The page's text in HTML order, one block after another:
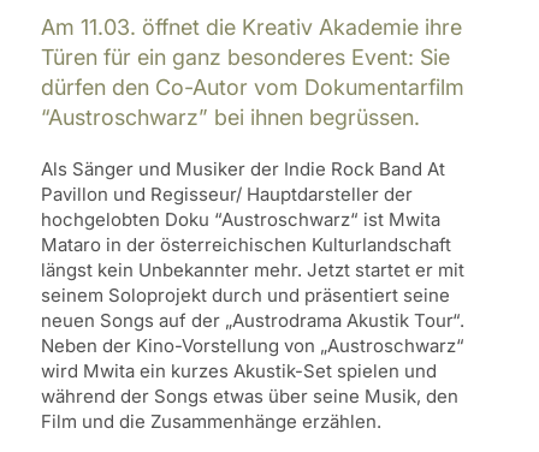
Am 11.03. öffnet die Kreativ Akademie ihre
Türen für ein ganz besonderes Event: Sie
dürfen den Co-Autor vom Dokumentarfilm
“Austroschwarz” bei ihnen begrüssen.
Als Sänger und Musiker der Indie Rock Band At
Pavillon und Regisseur/ Hauptdarsteller der
hochgelobten Doku “Austroschwarz“ ist Mwita
Mataro in der österreichischen Kulturlandschaft
längst kein Unbekannter mehr. Jetzt startet er mit
seinem Soloprojekt durch und präsentiert seine
neuen Songs auf der „Austrodrama Akustik Tour“.
Neben der Kino-Vorstellung von „Austroschwarz“
wird Mwita ein kurzes Akustik-Set spielen und
während der Songs etwas über seine Musik, den
Film und die Zusammenhänge erzählen.